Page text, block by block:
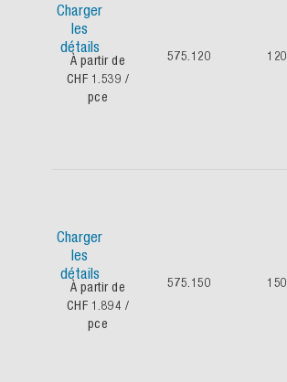
Charger
les
détails
À partir de
CHF 1.539 /
pce
575.120
Charger
les
détails
À partir de
CHF 1.894 /
pce
575.150